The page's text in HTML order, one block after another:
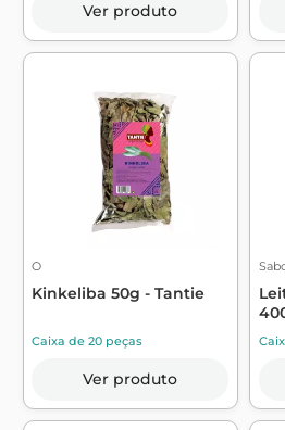
Ver produto
O
Kinkeliba 50g - Tantie
Caixa de 20 peças
Ver produto